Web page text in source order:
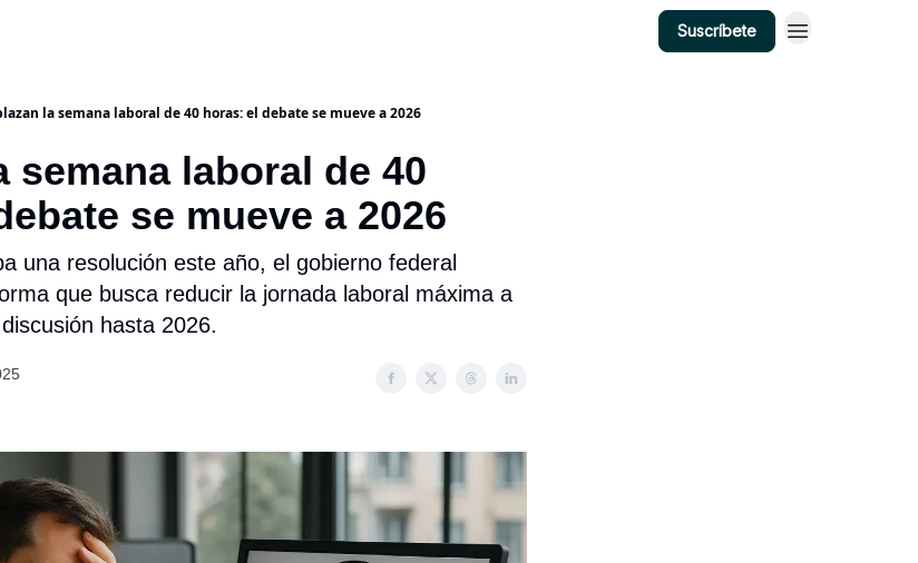
Suscríbete
la semana laboral de 40 horas: el debate se mueve a 2026
semana laboral de 40
se mueve a 2026
una resolución este año, el gobierno federal
que busca reducir la jornada laboral máxima a
hasta 2026.